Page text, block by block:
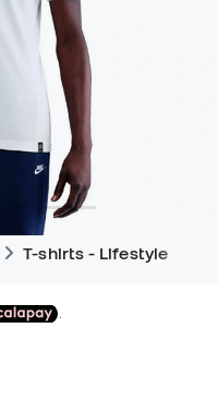
T-shirts - Lifestyle